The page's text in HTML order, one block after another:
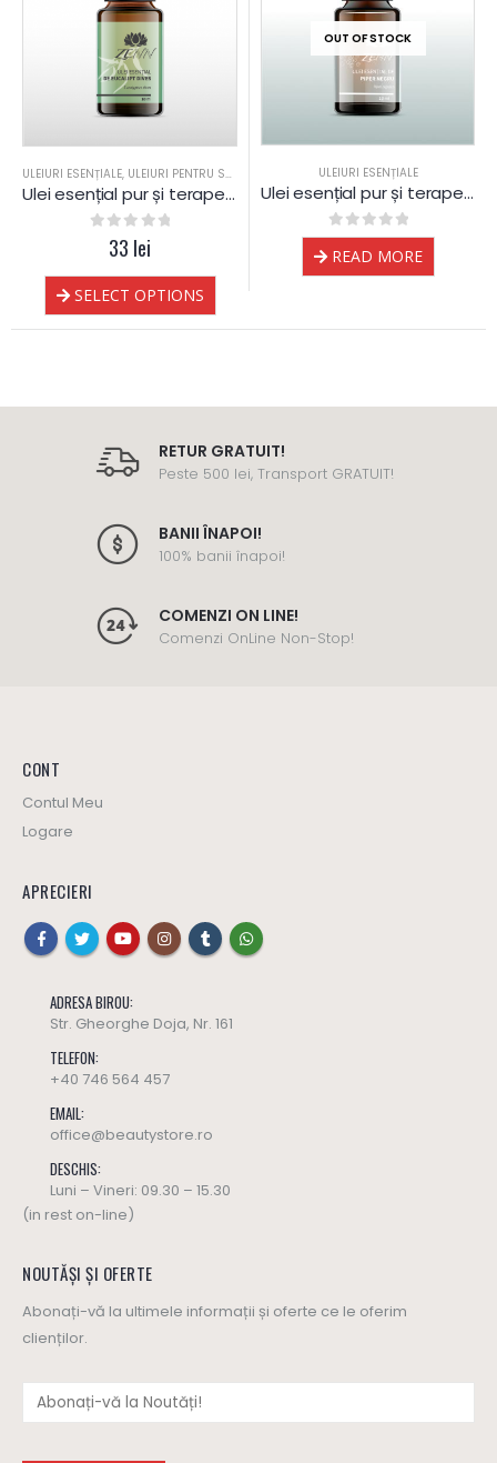
ULEIURI ESENȚIALE, ULEIURI PENTRU SAUNA
Ulei esențial pur și terapeutic de Eucalipt dives
out of 5
33 lei
SELECT OPTIONS
OUT OF STOCK
ULEIURI ESENȚIALE
Ulei esențial pur și terapeutic de Piper Negru
0out of 5
READ MORE
RETUR GRATUIT!
Peste 500 lei, Transport GRATUIT!
BANII ÎNAPOI!
100% banii înapoi!
COMENZI ON LINE!
Comenzi OnLine Non-Stop!
CONT
Contul Meu
Logare
APRECIERI
ADRESA BIROU:
Str. Gheorghe Doja, Nr. 161
TELEFON:
+40 746 564 457
EMAIL:
office@beautystore.ro
DESCHIS:
Luni – Vineri: 09.30 – 15.30
(in rest on-line)
NOUTĂȘI ȘI OFERTE
Abonați-vă la ultimele informații și oferte ce le oferim
clienților.